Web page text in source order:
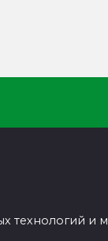
технологий и